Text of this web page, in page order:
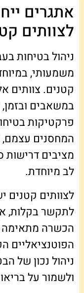
אתגרים
לצוותים
ניהול בטיחות
משמעותי,
קטנים. צוותים
במשאבים
פרקטיקות
המחסנים עצמם,
מציבים
לב מיוחדת.
לצוותים קטנים
לתקשר בקלות,
הכשרה מתאימה
הפוטנציאליים
ניהול נכון של
ולשמור על